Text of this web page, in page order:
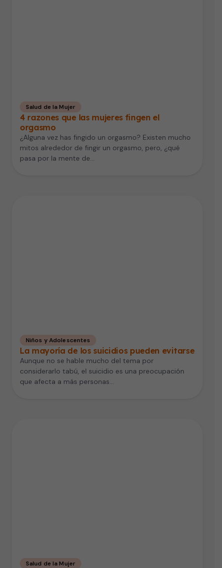
Salud de la Mujer
4 razones que las mujeres fingen el
orgasmo
¿Alguna vez has fingido un orgasmo? Existen mucho
mitos alrededor de fingir un orgasmo, pero, ¿qué
pasa por la mente de…
Niños y Adolescentes
La mayoría de los suicidios pueden evitarse
Aunque no se hable mucho del tema por
considerarlo tabú, el suicidio es una preocupación
que afecta a más personas…
Salud de la Mujer